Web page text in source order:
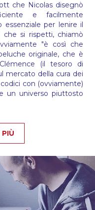
che Nicolas disegnò
e facilmente
per lenire il
che si rispetti, chiamò
"è così che
originale, che è
(il tesoro di
mercato della cura dei
con (ovviamente)
un universo piuttosto
PIÙ